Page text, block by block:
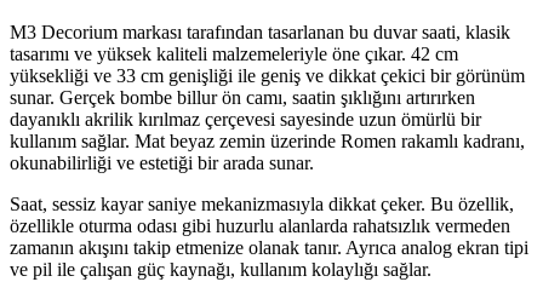
M3 Decorium markası tarafından tasarlanan bu duvar saati, klasik
tasarımı ve yüksek kaliteli malzemeleriyle öne çıkar. 42 cm
yüksekliği ve 33 cm genişliği ile geniş ve dikkat çekici bir görünüm
sunar. Gerçek bombe billur ön camı, saatin şıklığını artırırken
dayanıklı akrilik kırılmaz çerçevesi sayesinde uzun ömürlü bir
kullanım sağlar. Mat beyaz zemin üzerinde Romen rakamlı kadranı,
okunabilirliği ve estetiği bir arada sunar.
Saat, sessiz kayar saniye mekanizmasıyla dikkat çeker. Bu özellik,
özellikle oturma odası gibi huzurlu alanlarda rahatsızlık vermeden
zamanın akışını takip etmenize olanak tanır. Ayrıca analog ekran tipi
ve pil ile çalışan güç kaynağı, kullanım kolaylığı sağlar.